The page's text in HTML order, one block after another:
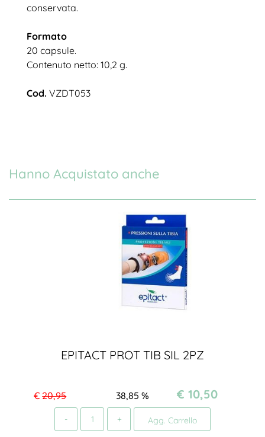
conservata.
Formato
20 capsule.
Contenuto netto: 10,2 g.
Cod. VZDT053
Hanno Acquistato anche
EPITACT PROT TIB SIL 2PZ
€ 20,95 %
38,85 € 10,50
Agg. Carrello